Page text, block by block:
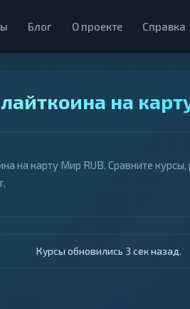
Блог О проекте Справка
на
на карту Мир RUB. Сравните
Курсы обновились 4 сек назад.